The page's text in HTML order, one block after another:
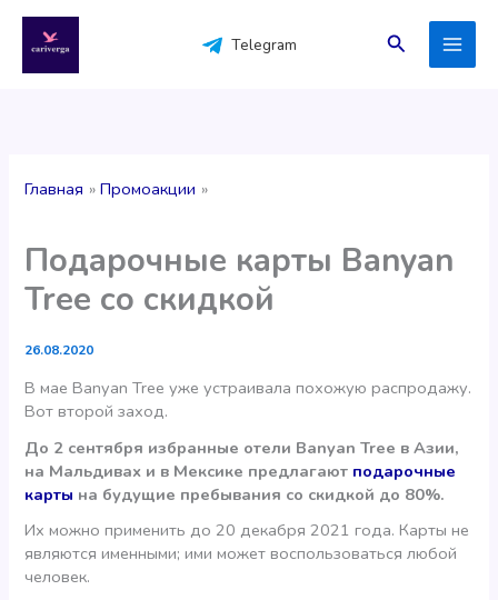
содержимому
Telegram Поиск
Главная Промоакции
Подарочные карты Banyan
Tree со скидкой
26.08.2020
В мае Banyan Tree уже устраивала похожую распродажу.
Вот второй заход.
До 2 сентября избранные отели Banyan Tree в Азии,
на Мальдивах и в Мексике предлагают подарочные
карты на будущие пребывания со скидкой до 80%.
Их можно применить до 20 декабря 2021 года. Карты не
являются именными; ими может воспользоваться любой
человек.